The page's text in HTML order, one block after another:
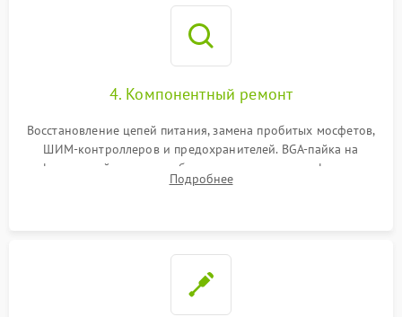
4. Компонентный ремонт
Восстановление цепей питания, замена пробитых мосфетов,
ШИМ-контроллеров и предохранителей. BGA-пайка на
инфракрасной станции реболлинг или замена графического
чипа и дефектной памяти GDDR. Прошивка BIOS
Подробнее